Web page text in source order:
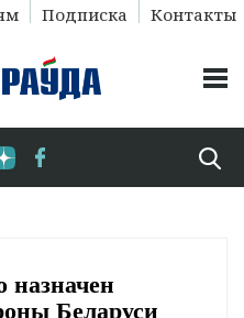
Подписка Контакты
назначен
Беларуси